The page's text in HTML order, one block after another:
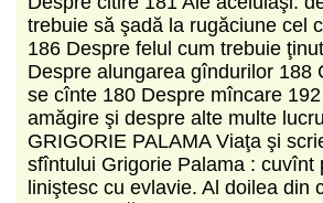
trebuie să şadă la rugăciune cel
186 Despre felul cum trebuie
Despre alungarea gîndurilor 188
se cînte 180 Despre mîncare
amăgire şi despre alte multe
GRIGORIE PALAMA Viaţa şi
sfîntului Grigorie Palama : cuvînt
liniştesc cu evlavie. Al doilea din